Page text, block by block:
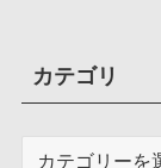
ブカテゴリ